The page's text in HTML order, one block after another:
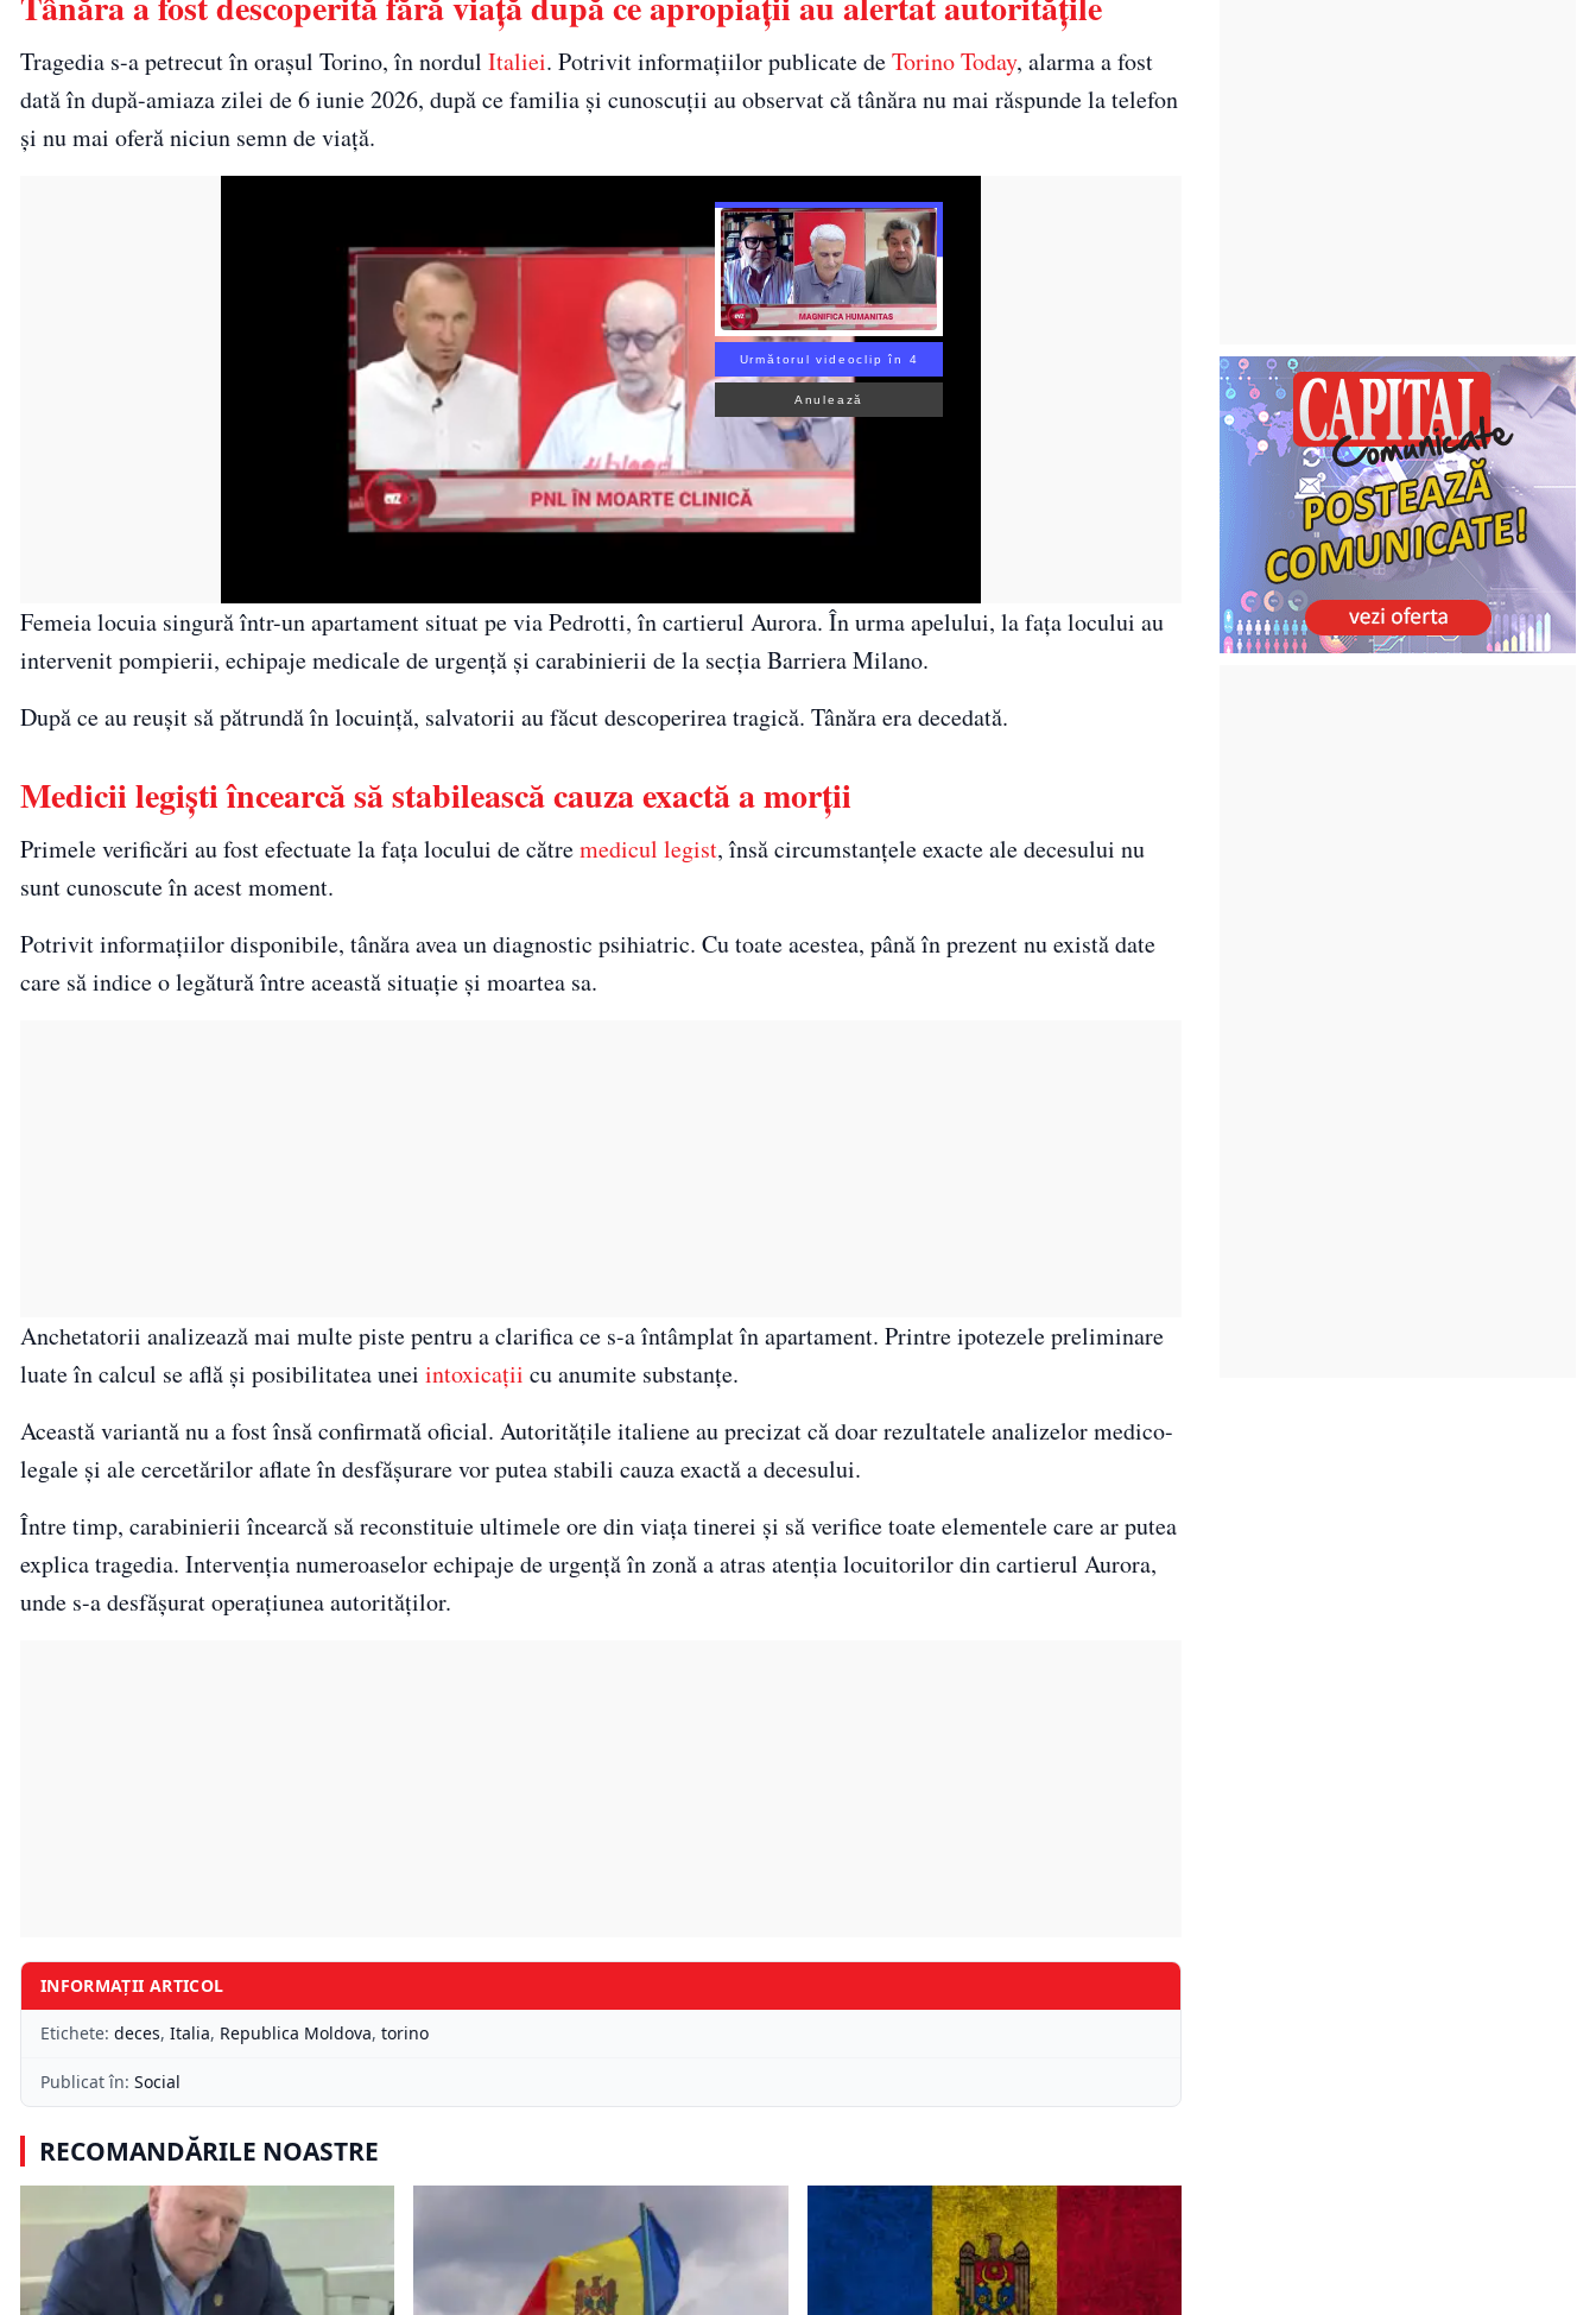
Tragedia s-a petrecut în orașul Torino, în nordul Italiei. Potrivit informațiilor publicate deTorino Today, alarma a fost
dată în după-amiaza zilei de 6 iunie 2026, după ce familia și cunoscuții au observat că tânăra nu mai răspunde la telefon
și nu mai oferă niciun semn de viață.
Următorul videoclip în 2
Anulează
Femeia locuia singură într-un apartament situat pe via Pedrotti, în cartierul Aurora. În urma apelului, la fața locului au
intervenit pompierii, echipaje medicale de urgență și carabinierii de la secția Barriera Milano.
După ce au reușit să pătrundă în locuință, salvatorii au făcut descoperirea tragică. Tânăra era decedată.
Medicii legiști încearcă să stabilească cauza exactă a morții
Primele verificări au fost efectuate la fața locului de cătremedicul legist, însă circumstanțele exacte ale decesului nu
sunt cunoscute în acest moment.
Potrivit informațiilor disponibile, tânăra avea un diagnostic psihiatric. Cu toate acestea, până în prezent nu există date
care să indice o legătură între această situație și moartea sa.
Anchetatorii analizează mai multe piste pentru a clarifica ce s-a întâmplat în apartament. Printre ipotezele preliminare
luate în calcul se află și posibilitatea unei intoxicații cu anumite substanțe.
Această variantă nu a fost însă confirmată oficial. Autoritățile italiene au precizat că doar rezultatele analizelor medico-
legale și ale cercetărilor aflate în desfășurare vor putea stabili cauza exactă a decesului.
Între timp, carabinierii încearcă să reconstituie ultimele ore din viața tinerei și să verifice toate elementele care ar putea
explica tragedia. Intervenția numeroaselor echipaje de urgență în zonă a atras atenția locuitorilor din cartierul Aurora,
unde s-a desfășurat operațiunea autorităților.
INFORMAȚII ARTICOL
Etichete: deces, Italia, Republica Moldova, torino
Publicat în: Social
RECOMANDĂRILE NOASTRE